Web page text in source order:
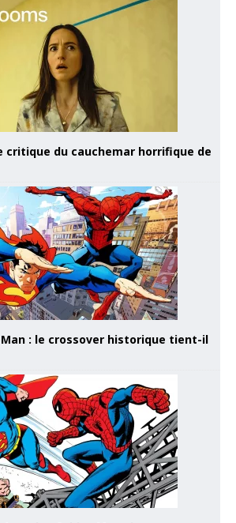
critique du cauchemar horrifique de
: le crossover historique tient-il